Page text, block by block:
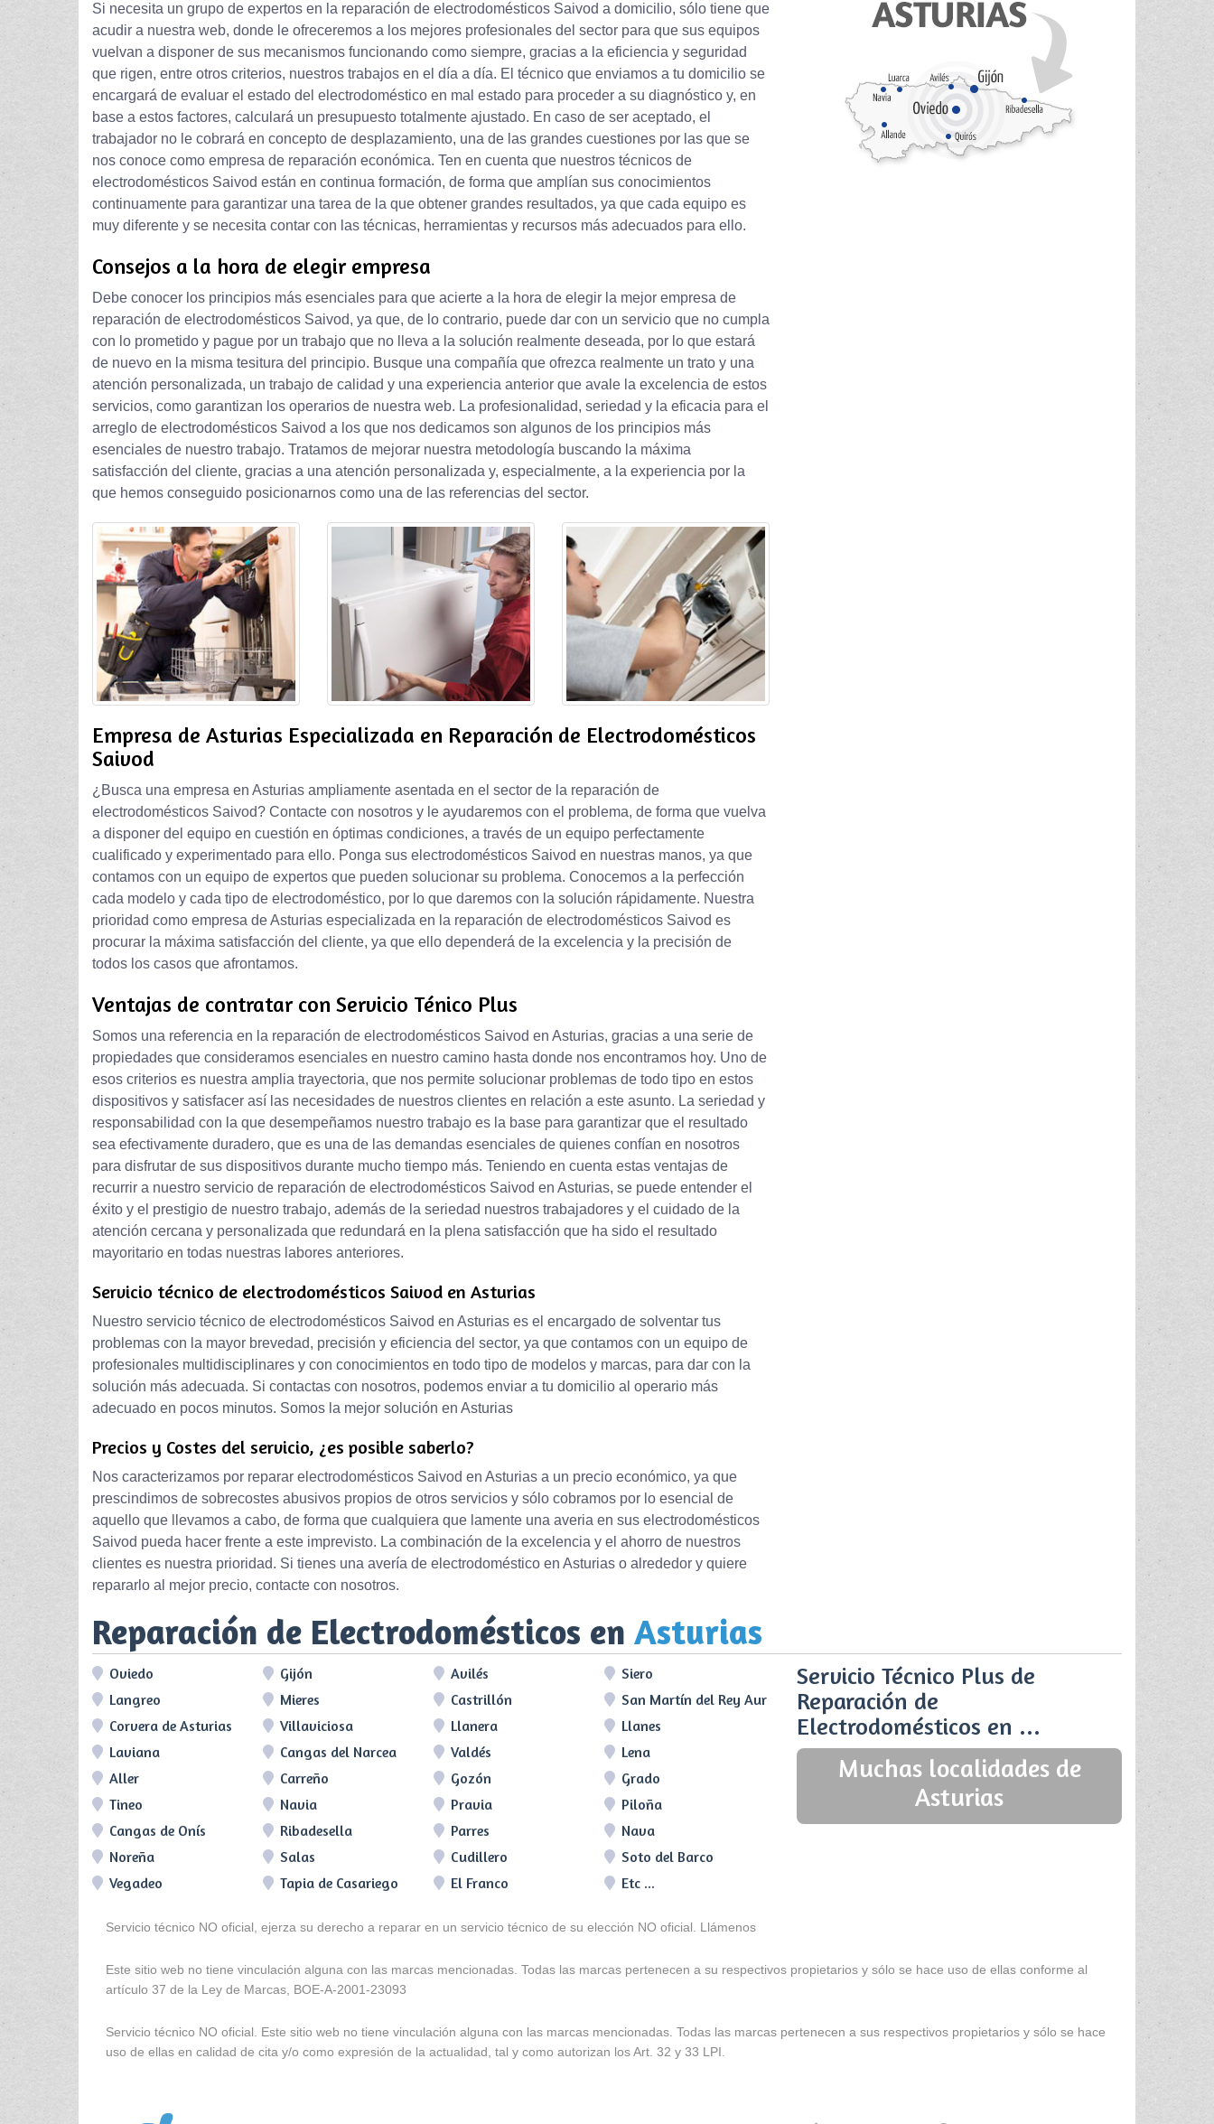
Si necesita un grupo de expertos en la reparación de electrodomésticos Saivod a domicilio, sólo tiene que
acudir a nuestra web, donde le ofreceremos a los mejores profesionales del sector para que sus equipos
vuelvan a disponer de sus mecanismos funcionando como siempre, gracias a la eficiencia y seguridad
que rigen, entre otros criterios, nuestros trabajos en el día a día. El técnico que enviamos a tu domicilio se
encargará de evaluar el estado del electrodoméstico en mal estado para proceder a su diagnóstico y, en
base a estos factores, calculará un presupuesto totalmente ajustado. En caso de ser aceptado, el
trabajador no le cobrará en concepto de desplazamiento, una de las grandes cuestiones por las que se
nos conoce como empresa de reparación económica. Ten en cuenta que nuestros técnicos de
electrodomésticos Saivod están en continua formación, de forma que amplían sus conocimientos
continuamente para garantizar una tarea de la que obtener grandes resultados, ya que cada equipo es
muy diferente y se necesita contar con las técnicas, herramientas y recursos más adecuados para ello.
Consejos a la hora de elegir empresa
Debe conocer los principios más esenciales para que acierte a la hora de elegir la mejor empresa de
reparación de electrodomésticos Saivod, ya que, de lo contrario, puede dar con un servicio que no cumpla
con lo prometido y pague por un trabajo que no lleva a la solución realmente deseada, por lo que estará
de nuevo en la misma tesitura del principio. Busque una compañía que ofrezca realmente un trato y una
atención personalizada, un trabajo de calidad y una experiencia anterior que avale la excelencia de estos
servicios, como garantizan los operarios de nuestra web. La profesionalidad, seriedad y la eficacia para el
arreglo de electrodomésticos Saivod a los que nos dedicamos son algunos de los principios más
esenciales de nuestro trabajo. Tratamos de mejorar nuestra metodología buscando la máxima
satisfacción del cliente, gracias a una atención personalizada y, especialmente, a la experiencia por la
que hemos conseguido posicionarnos como una de las referencias del sector.
Empresa de Asturias Especializada en Reparación de Electrodomésticos
Saivod
¿Busca una empresa en Asturias ampliamente asentada en el sector de la reparación de
electrodomésticos Saivod? Contacte con nosotros y le ayudaremos con el problema, de forma que vuelva
a disponer del equipo en cuestión en óptimas condiciones, a través de un equipo perfectamente
cualificado y experimentado para ello. Ponga sus electrodomésticos Saivod en nuestras manos, ya que
contamos con un equipo de expertos que pueden solucionar su problema. Conocemos a la perfección
cada modelo y cada tipo de electrodoméstico, por lo que daremos con la solución rápidamente. Nuestra
prioridad como empresa de Asturias especializada en la reparación de electrodomésticos Saivod es
procurar la máxima satisfacción del cliente, ya que ello dependerá de la excelencia y la precisión de
todos los casos que afrontamos.
Ventajas de contratar con Servicio Ténico Plus
Somos una referencia en la reparación de electrodomésticos Saivod en Asturias, gracias a una serie de
propiedades que consideramos esenciales en nuestro camino hasta donde nos encontramos hoy. Uno de
esos criterios es nuestra amplia trayectoria, que nos permite solucionar problemas de todo tipo en estos
dispositivos y satisfacer así las necesidades de nuestros clientes en relación a este asunto. La seriedad y
responsabilidad con la que desempeñamos nuestro trabajo es la base para garantizar que el resultado
sea efectivamente duradero, que es una de las demandas esenciales de quienes confían en nosotros
para disfrutar de sus dispositivos durante mucho tiempo más. Teniendo en cuenta estas ventajas de
recurrir a nuestro servicio de reparación de electrodomésticos Saivod en Asturias, se puede entender el
éxito y el prestigio de nuestro trabajo, además de la seriedad nuestros trabajadores y el cuidado de la
atención cercana y personalizada que redundará en la plena satisfacción que ha sido el resultado
mayoritario en todas nuestras labores anteriores.
Servicio técnico de electrodomésticos Saivod en Asturias
Nuestro servicio técnico de electrodomésticos Saivod en Asturias es el encargado de solventar tus
problemas con la mayor brevedad, precisión y eficiencia del sector, ya que contamos con un equipo de
profesionales multidisciplinares y con conocimientos en todo tipo de modelos y marcas, para dar con la
solución más adecuada. Si contactas con nosotros, podemos enviar a tu domicilio al operario más
adecuado en pocos minutos. Somos la mejor solución en Asturias
Precios y Costes del servicio, ¿es posible saberlo?
Nos caracterizamos por reparar electrodomésticos Saivod en Asturias a un precio económico, ya que
prescindimos de sobrecostes abusivos propios de otros servicios y sólo cobramos por lo esencial de
aquello que llevamos a cabo, de forma que cualquiera que lamente una averia en sus electrodomésticos
Saivod pueda hacer frente a este imprevisto. La combinación de la excelencia y el ahorro de nuestros
clientes es nuestra prioridad. Si tienes una avería de electrodoméstico en Asturias o alrededor y quiere
repararlo al mejor precio, contacte con nosotros.
Reparación de Electrodomésticos en Asturias
Oviedo Gijón Avilés
Siero
Langreo
Mieres Castrillón
San Martín del Rey Aurelio
Corvera de Asturias
Villaviciosa Llanera
Llanes
Laviana
Cangas del Narcea Valdés
Lena
Aller
Carreño Gozón
Grado
Tineo
Navia Pravia
Piloña
Cangas de Onís
Ribadesella Parres
Nava
Noreña
Salas Cudillero
Soto del Barco
Vegadeo
Tapia de Casariego El Franco Etc ...
Servicio Técnico Plus de
Reparación de
Electrodomésticos en ...
Muchas localidades de
Asturias
Servicio técnico NO oficial, ejerza su derecho a reparar en un servicio técnico de su elección NO oficial. Llámenos
Este sitio web no tiene vinculación alguna con las marcas mencionadas. Todas las marcas pertenecen a su respectivos propietarios y sólo se hace uso de ellas conforme al
artículo 37 de la Ley de Marcas, BOE-A-2001-23093
Servicio técnico NO oficial. Este sitio web no tiene vinculación alguna con las marcas mencionadas. Todas las marcas pertenecen a sus respectivos propietarios y sólo se hace
uso de ellas en calidad de cita y/o como expresión de la actualidad, tal y como autorizan los Art. 32 y 33 LPI.